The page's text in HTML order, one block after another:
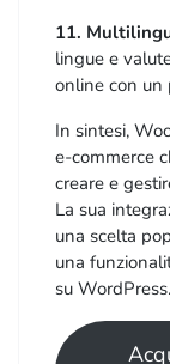
11.
lingue e
online con un
In sintesi,
e-commerce
creare e
La sua
una scelta
una
su WordPress.